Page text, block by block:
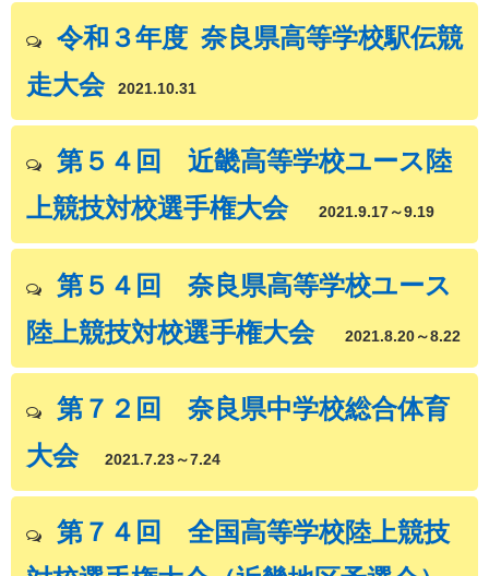
令和３年度 奈良県高等学校駅伝競
走大会
2021.10.31
第５４回 近畿高等学校ユース陸
上競技対校選手権大会
2021.9.17～9.19
第５４回 奈良県高等学校ユース
陸上競技対校選手権大会
2021.8.20～8.22
第７２回 奈良県中学校総合体育
大会
2021.7.23～7.24
第７４回 全国高等学校陸上競技